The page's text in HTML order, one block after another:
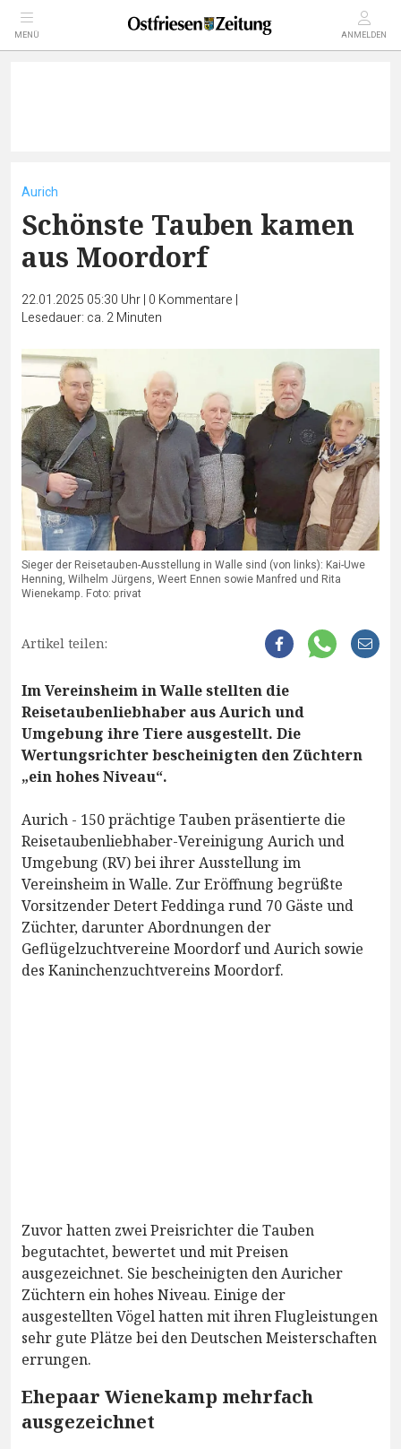
MENÜ ANMELDEN
Aurich
Schönste Tauben kamen
aus Moordorf
22.01.2025 05:30 Uhr| 0 Kommentare |
Lesedauer: ca. 2 Minuten
Sieger der Reisetauben-Ausstellung in Walle sind (von links): Kai-Uwe
Henning, Wilhelm Jürgens, Weert Ennen sowie Manfred und Rita
Wienekamp. Foto: privat
Artikel teilen:
Im Vereinsheim in Walle stellten die
Reisetaubenliebhaber aus Aurich und
Umgebung ihre Tiere ausgestellt. Die
Wertungsrichter bescheinigten den Züchtern
„ein hohes Niveau“.
Aurich - 150 prächtige Tauben präsentierte die
Reisetaubenliebhaber-Vereinigung Aurich und
Umgebung (RV) bei ihrer Ausstellung im
Vereinsheim in Walle. Zur Eröffnung begrüßte
Vorsitzender Detert Feddinga rund 70 Gäste und
Züchter, darunter Abordnungen der
Geflügelzuchtvereine Moordorf und Aurich sowie
des Kaninchenzuchtvereins Moordorf.
Zuvor hatten zwei Preisrichter die Tauben
begutachtet, bewertet und mit Preisen
ausgezeichnet. Sie bescheinigten den Auricher
Züchtern ein hohes Niveau. Einige der
ausgestellten Vögel hatten mit ihren Flugleistungen
sehr gute Plätze bei den Deutschen Meisterschaften
errungen.
Ehepaar Wienekamp mehrfach
ausgezeichnet